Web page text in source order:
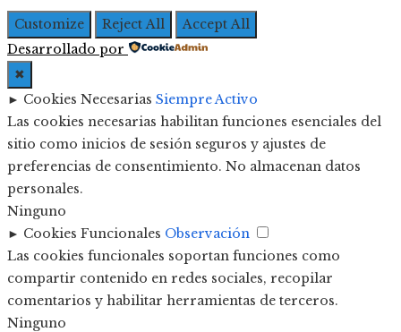
Customize Reject All
Accept All
Desarrollado por
✖
► Cookies Necesarias Siempre Activo
Las cookies necesarias habilitan funciones esenciales del
sitio como inicios de sesión seguros y ajustes de
preferencias de consentimiento. No almacenan datos
personales.
Ninguno
► Cookies Funcionales Observación
Las cookies funcionales soportan funciones como
compartir contenido en redes sociales, recopilar
comentarios y habilitar herramientas de terceros.
Ninguno